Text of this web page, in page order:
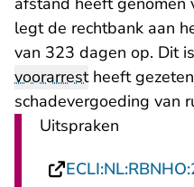
legt de rechtbank aan
van 323 dagen op. Dit
voorarrestheeft
schadevergoeding van
Uitspraken